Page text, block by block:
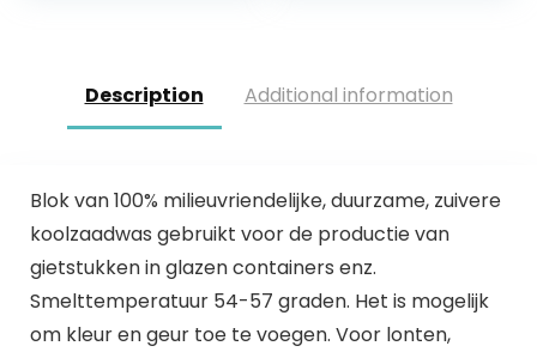
Description Additional information
Blok van 100% milieuvriendelijke, duurzame, zuivere
koolzaadwas gebruikt voor de productie van
gietstukken in glazen containers enz.
Smelttemperatuur 54-57 graden. Het is mogelijk
om kleur en geur toe te voegen. Voor lonten,